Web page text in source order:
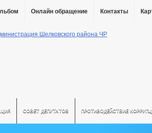
Онлайн обращение Контакты
СОВЕТ ДЕПУТАТОВ ПРОТИВОДЕЙСТВИЕ